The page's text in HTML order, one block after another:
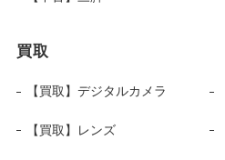
買取
【買取】デジタルカメラ
【買取】レンズ